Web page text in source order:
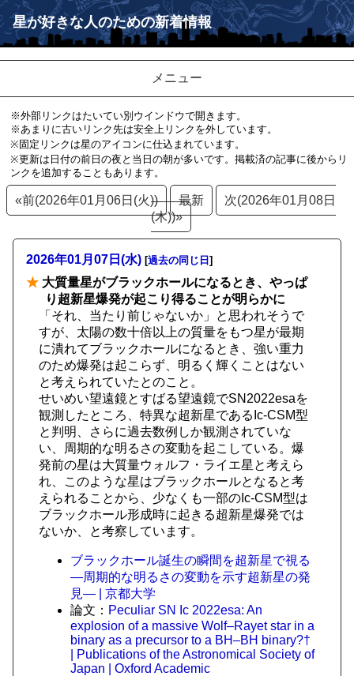
星が好きな人のための新着情報
メニュー
※外部リンクはたいてい別ウインドウで開きます。
※あまりに古いリンク先は安全上リンクを外しています。
※固定リンクは星のアイコンに仕込まれています。
※更新は日付の前日の夜と当日の朝が多いです。掲載済の記事に後からリ
ンクを追加することもあります。
«前(2026年01月06日(火)) 最新
次(2026年01月08日
(木))»
2026年01月07日(水) [過去の同じ日 ]
★ 大質量星がブラックホールになるとき、やっぱ
り超新星爆発が起こり得ることが明らかに
「それ、当たり前じゃないか」と思われそうで
すが、太陽の数十倍以上の質量をもつ星が最期
に潰れてブラックホールになるとき、強い重力
のため爆発は起こらず、明るく輝くことはない
と考えられていたとのこと。
せいめい望遠鏡とすばる望遠鏡でSN2022esaを
観測したところ、特異な超新星であるIc-CSM型
と判明、さらに過去数例しか観測されていな
い、周期的な明るさの変動を起こしている。爆
発前の星は大質量ウォルフ・ライエ星と考えら
れ、このような星はブラックホールとなると考
えられることから、少なくも一部のIc-CSM型は
ブラックホール形成時に起きる超新星爆発では
ないか、と考察しています。
ブラックホール誕生の瞬間を超新星で視る
―周期的な明るさの変動を示す超新星の発
見― | 京都大学
論文： Peculiar SN Ic 2022esa: An
explosion of a massive Wolf–Rayet star in a
binary as a precursor to a BH–BH binary?†
| Publications of the Astronomical Society of
Japan | Oxford Academic